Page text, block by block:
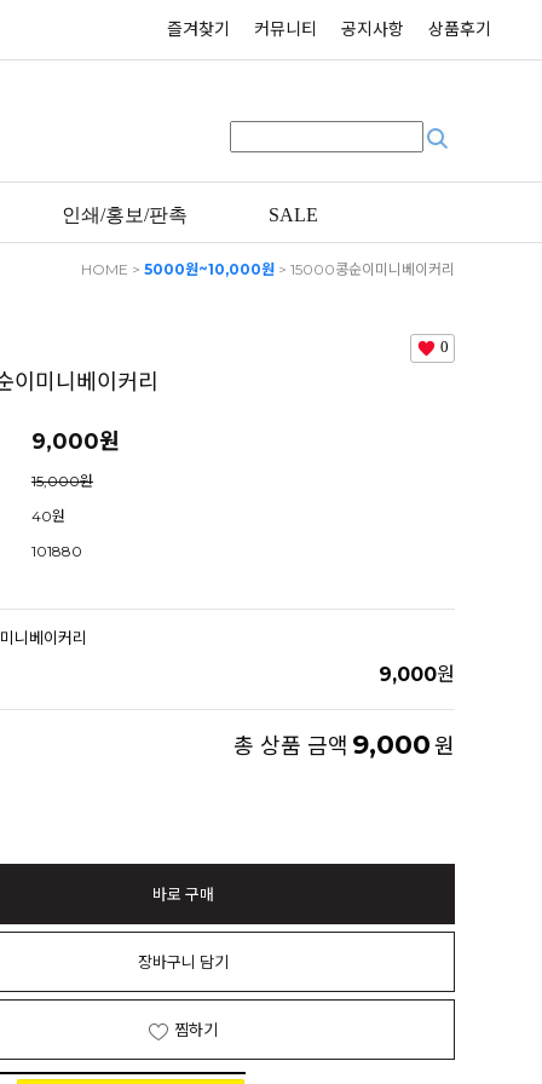
즐겨찾기 커뮤니티 공지사항 상품후기
인쇄/홍보/판촉 SALE
HOME > 5000원~10,000원 > 15000콩순이미니베이커리
0
이미니베이커리
9,000원
15,000원
40원
101880
니베이커리
9,000원
총 상품 금액 9,000원
바로 구매
장바구니 담기
찜하기